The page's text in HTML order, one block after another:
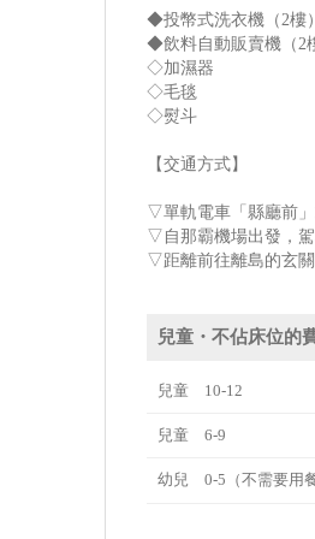
◆投幣式洗衣機（2樓）
◆飲料自動販賣機（2
◇加濕器
◇毛毯
◇熨斗
【交通方式】
▽單軌電車「縣廳前
▽自那霸機場出發，
▽距離前往離島的玄
兒童・不佔床位的
兒童 10-12
兒童 6-9
幼兒 0-5（不需要用餐